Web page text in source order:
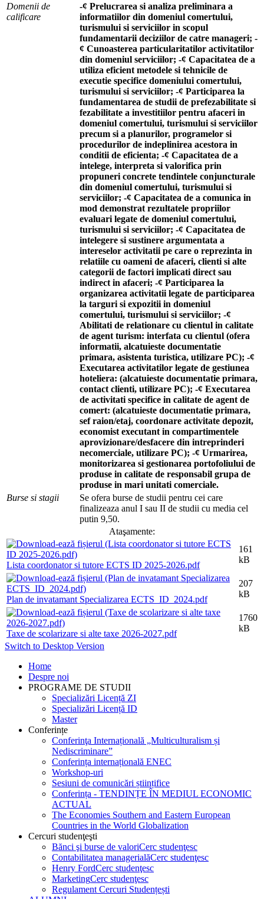
Domenii de
calificare
-¢ Prelucrarea si analiza preliminara a
informatiilor din domeniul comertului,
turismului si serviciilor in scopul
fundamentarii deciziilor de catre manageri; -
¢ Cunoasterea particularitatilor activitatilor
din domeniul serviciilor; -¢ Capacitatea de a
utiliza eficient metodele si tehnicile de
executie specifice domeniului comertului,
turismului si serviciilor; -¢ Participarea la
fundamentarea de studii de prefezabilitate si
fezabilitate a investitiilor pentru afaceri in
domeniul comertului, turismului si serviciilor
precum si a planurilor, programelor si
procedurilor de indeplinirea acestora in
conditii de eficienta; -¢ Capacitatea de a
intelege, interpreta si valorifica prin
propuneri concrete tendintele conjuncturale
din domeniul comertului, turismului si
serviciilor; -¢ Capacitatea de a comunica in
mod demonstrat rezultatele propriilor
evaluari legate de domeniul comertului,
turismului si serviciilor; -¢ Capacitatea de
intelegere si sustinere argumentata a
intereselor activitatii pe care o reprezinta in
relatiile cu oameni de afaceri, clienti si alte
categorii de factori implicati direct sau
indirect in afaceri; -¢ Participarea la
organizarea activitatii legate de participarea
la targuri si expozitii in domeniul
comertului, turismului si serviciilor; -¢
Abilitati de relationare cu clientul in calitate
de agent turism: interfata cu clientul (ofera
informatii, alcatuieste documentatie
primara, asistenta turistica, utilizare PC); -¢
Executarea activitatilor legate de gestiunea
hoteliera: (alcatuieste documentatie primara,
contact clienti, utilizare PC); -¢ Executarea
de activitati specifice in calitate de agent de
comert: (alcatuieste documentatie primara,
sef raion/etaj, coordonare activitate depozit,
economist executant in compartimentele
aprovizionare/desfacere din intreprinderi
necomerciale, utilizare PC); -¢ Urmarirea,
monitorizarea si gestionarea portofoliului de
produse in calitate de responsabil grupa de
produse in mari unitati comerciale.
Burse si stagii
Se ofera burse de studii pentru cei care
finalizeaza anul I sau II de studii cu media cel
putin 9,50.
Ataşamente:
Lista coordonator si tutore ECTS ID 2025-2026.pdf
161
kB
Plan de invatamant Specializarea ECTS_ID_2024.pdf
207
kB
Taxe de scolarizare si alte taxe 2026-2027.pdf
1760
kB
Switch to Desktop Version
Home
Despre noi
PROGRAME DE STUDII
Specializări Licență ZI
Specializări Licență ID
Master
Conferințe
Conferinţa Internațională „Multiculturalism și
Nediscriminare”
Conferința internațională ENEC
Workshop-uri
Sesiuni de comunicări științifice
Conferința - TENDINȚE ÎN MEDIUL ECONOMIC
ACTUAL
The Economies Southern and Eastern European
Countries in the World Globalization
Cercuri studenţeşti
Bănci şi burse de valoriCerc studenţesc
Contabilitatea managerialăCerc studenţesc
Henry FordCerc studenţesc
MarketingCerc studenţesc
Regulament Cercuri Studențești